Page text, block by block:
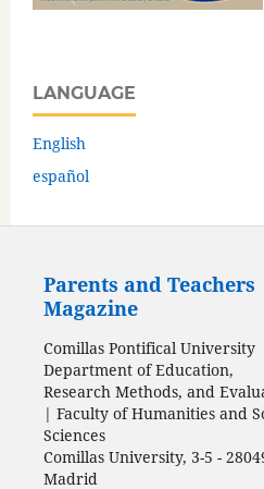
LANGUAGE
English
español
Parents and Teachers
Magazine
Comillas Pontifical University
Department of Education,
Research Methods, and
| Faculty of Humanities and
Sciences
Comillas University, 3-5 -
Madrid